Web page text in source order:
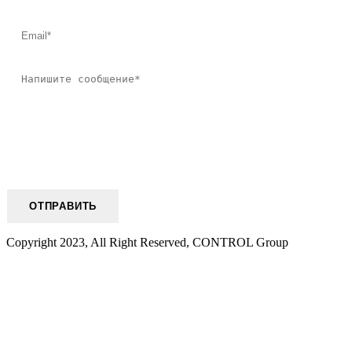
Copyright 2023, All Right Reserved, CONTROL Group